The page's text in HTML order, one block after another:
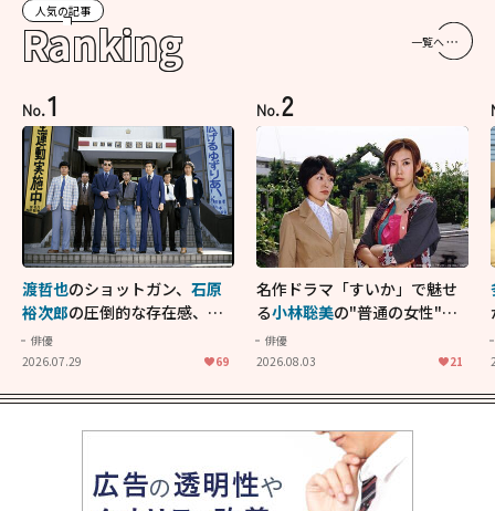
人気の記事
Ranking 一覧へ
No.1
渡哲也のショットガン、 石原
裕次郎の圧倒的な存在感、 舘
ひろし
ン！"大門軍団"のカッコよさ
II」
俳優
2026.07.29
69
No.2
名作ドラマ「すいか」で魅せ
る小林聡美の"普通の女性"が
大人に刺さる...映画「かもめ
食堂」にも通じる静かな芝居
俳優
2026.08.03
21